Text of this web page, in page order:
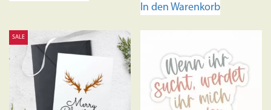
In den Warenkorb
SALE